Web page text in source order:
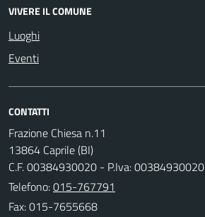
VIVERE IL COMUNE
Luoghi
Eventi
CONTATTI
Frazione Chiesa n.11
13864 Caprile (BI)
C.F. 00384930020 - P.Iva: 00384930020
Telefono:015-767791
Fax: 015-7655668